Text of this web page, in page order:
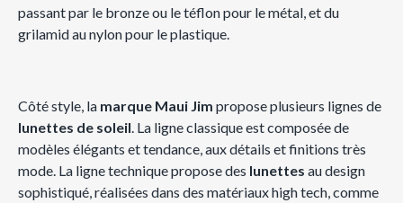
passant par le bronze ou le téflon pour le métal, et du
grilamid au nylon pour le plastique.
Côté style, la marque Maui Jim propose plusieurs lignes de
lunettes de soleil. La ligne classique est composée de
modèles élégants et tendance, aux détails et finitions très
mode. La ligne technique propose des lunettes au design
sophistiqué, réalisées dans des matériaux high tech, comme